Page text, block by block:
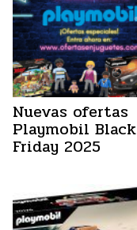
Nuevas ofertas
Playmobil Black
Friday 2025